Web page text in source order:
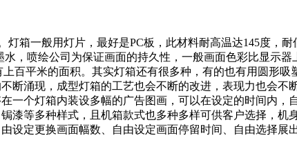
灯箱一般用灯片，最好是PC板，此材料耐高温达145度，
，喷绘公司为保证画面的持久性，一般画面色彩比显示
百平米的面积。其实灯箱还有很多种，有的也有用圆形
断涌现，成型灯箱的工艺也会不断的改进，表现力也会
一个灯箱内装设多幅的广告图画，可以在设定的时间内
锔漆等多种样式，且机箱款式也多种多样可供客户选择，
设定更换画面幅数、自由设定画面停留时间、自由选择